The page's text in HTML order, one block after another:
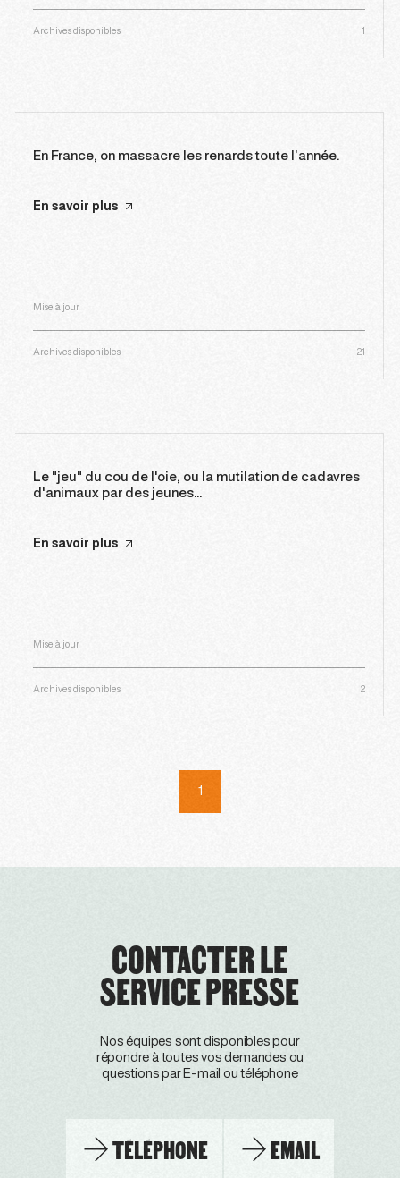
Archives disponibles 1
En France, on massacre les renards toute l’année.
En savoir plus
Mise à jour
Archives disponibles 21
Le "jeu" du cou de l'oie, ou la mutilation de cadavres
d'animaux par des jeunes...
En savoir plus
Mise à jour
Archives disponibles 2
1
CONTACTER LE
SERVICE PRESSE
Nos équipes sont disponibles pour
répondre à toutes vos demandes ou
questions par E-mail ou téléphone
TÉLÉPHONE EMAIL